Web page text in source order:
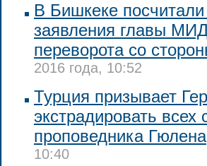
В Бишкеке
заявления главы
переворота со
2016 года, 10:52
Турция призывает
экстрадировать всех
проповедника Гюлена
10:40